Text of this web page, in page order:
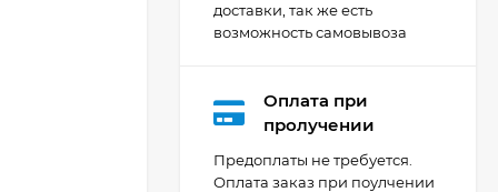
доставки, так же есть
возможность самовывоза
Оплата при
пролучении
Предоплаты не требуется.
Оплата заказ при поулчении
Кухня Мишель -
длина 4,2 м
69 303₽